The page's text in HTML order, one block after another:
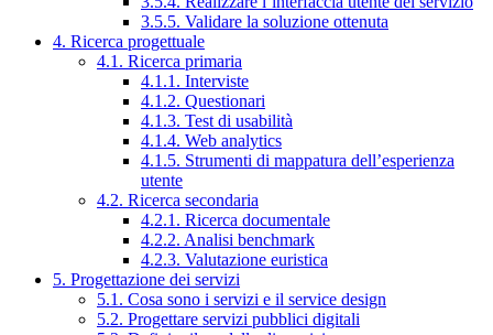
3.5.5. Validare la soluzione ottenuta
4. Ricerca progettuale
4.1. Ricerca primaria
4.1.1. Interviste
4.1.2. Questionari
4.1.3. Test di usabilità
4.1.4. Web analytics
4.1.5. Strumenti di mappatura dell’esperienza
utente
4.2. Ricerca secondaria
4.2.1. Ricerca documentale
4.2.2. Analisi benchmark
4.2.3. Valutazione euristica
5. Progettazione dei servizi
5.1. Cosa sono i servizi e il service design
5.2. Progettare servizi pubblici digitali